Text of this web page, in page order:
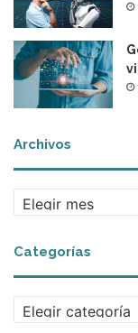
Archivos
r
h
i
v
Categorías
a